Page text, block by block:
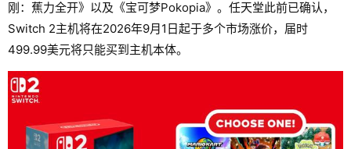
刚：蕉力全开》以及《宝可梦Pokopia》。任天堂此前已确认，
Switch 2主机将在2026年9月1日起于多个市场涨价，届时
499.99美元将只能买到主机本体。